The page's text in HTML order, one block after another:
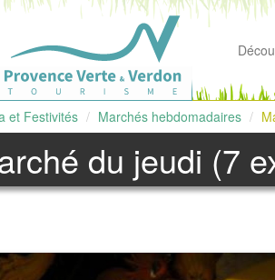
et Festivités Marchés hebdomadaires
du jeudi (7